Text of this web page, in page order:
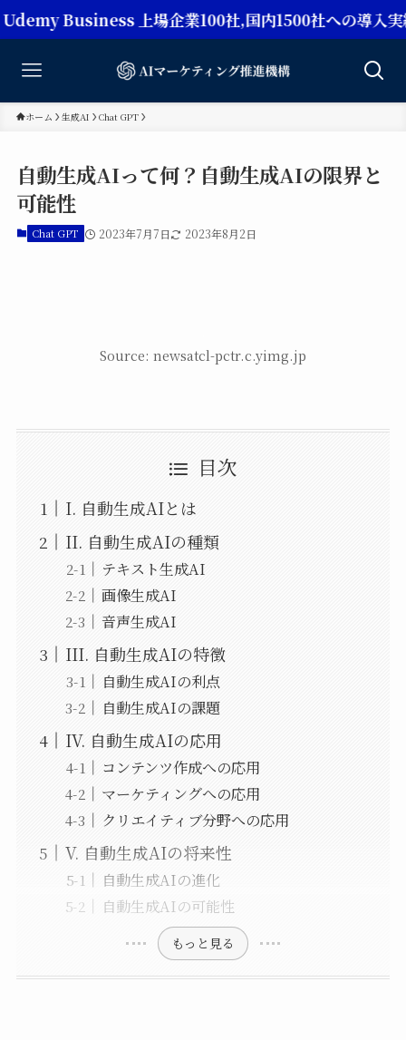
上場企業100社,国内1500社への導入実績【Chat
ホーム 生成AI Chat GPT
自動生成AIって何？自動生成AIの限界と
可能性
Chat GPT 2023年7月7日 2023年8月2日
Source: newsatcl-pctr.c.yimg.jp
目次
I. 自動生成AIとは
II. 自動生成AIの種類
テキスト生成AI
画像生成AI
音声生成AI
III. 自動生成AIの特徴
自動生成AIの利点
自動生成AIの課題
IV. 自動生成AIの応用
コンテンツ作成への応用
マーケティングへの応用
クリエイティブ分野への応用
V. 自動生成AIの将来性
自動生成AIの進化
自動生成AIの可能性
もっと見る